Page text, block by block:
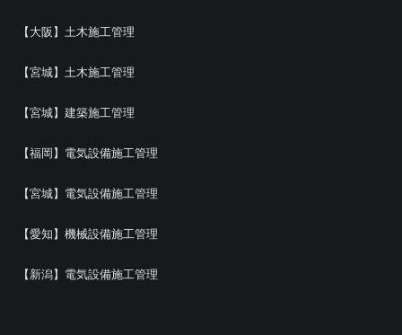
【大阪】土木施工管理
【宮城】土木施工管理
【宮城】建築施工管理
【福岡】電気設備施工管理
【宮城】電気設備施工管理
【愛知】機械設備施工管理
【新潟】電気設備施工管理